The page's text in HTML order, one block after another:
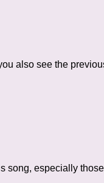
also see the
song, especially